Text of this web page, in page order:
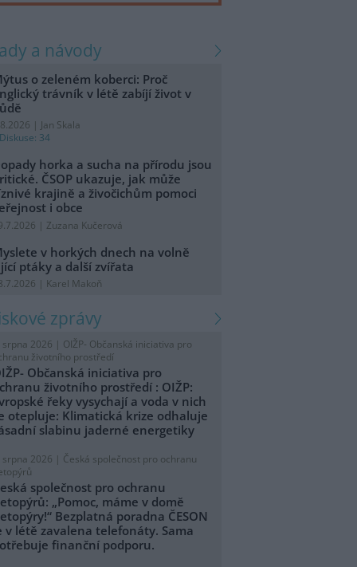
a návody
o zeleném koberci: Proč
trávník v létě zabíjí život v
| Jan Skala
Diskuse: 34
horka a sucha na přírodu jsou
ČSOP ukazuje, jak může
krajině a živočichům pomoci
i obce
| Zuzana Kučerová
v horkých dnech na volně
ptáky a další zvířata
| Karel Makoň
zprávy
srpna 2026 | OIŽP- Občanská iniciativa pro
životního prostředí
Občanská iniciativa pro
životního prostředí : OIŽP:
řeky vysychají a voda v nich
otepluje: Klimatická krize odhaluje
slabinu jaderné energetiky
srpna 2026 | Česká společnost pro ochranu
společnost pro ochranu
„Pomoc, máme v domě
Bezplatná poradna ČESON
v létě zavalena telefonáty. Sama
finanční podporu.